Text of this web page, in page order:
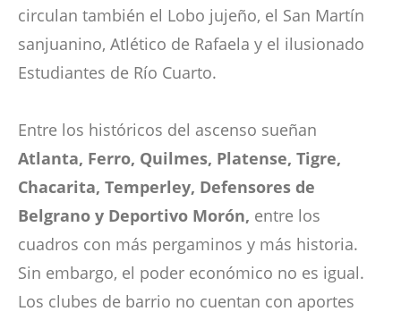
circulan también el Lobo jujeño, el San Martín
sanjuanino, Atlético de Rafaela y el ilusionado
Estudiantes de Río Cuarto.
Entre los históricos del ascenso sueñan
Atlanta, Ferro, Quilmes, Platense, Tigre,
Chacarita, Temperley, Defensores de
Belgrano y Deportivo Morón, entre los
cuadros con más pergaminos y más historia.
Sin embargo, el poder económico no es igual.
Los clubes de barrio no cuentan con aportes